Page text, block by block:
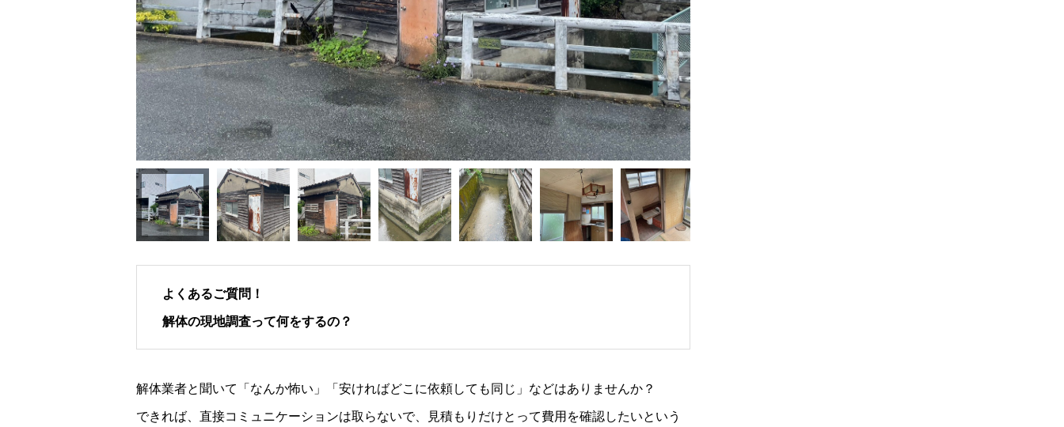
よくあるご質問！
解体の現地調査って何をするの？
解体業者と聞いて「なんか怖い」「安ければどこに依頼しても同じ」などはありませんか？
できれば、直接コミュニケーションは取らないで、見積もりだけとって費用を確認したいという